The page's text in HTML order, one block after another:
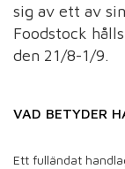
sig av ett av
Foodstock
den 21/8-1/9.
VAD BETYDER
Ett fulländat